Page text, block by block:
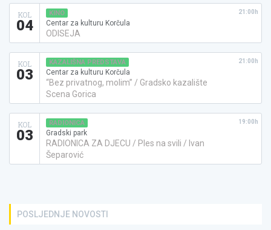
KOL
04
KINO
Centar za kulturu Korčula
ODISEJA
21:00h
KOL
03
KAZALIŠNA PREDSTAVA
Centar za kulturu Korčula
“Bez privatnog, molim” / Gradsko kazalište
Scena Gorica
21:00h
KOL
03
RADIONICA
Gradski park
RADIONICA ZA DJECU / Ples na svili / Ivan
Šeparović
19:00h
POSLJEDNJE NOVOSTI